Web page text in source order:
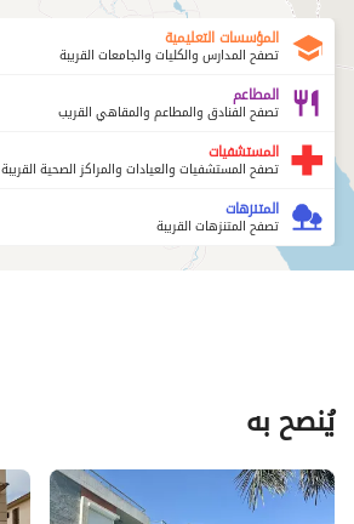
المؤسسات التعليمية
تصفح المدارس والكليات والجامعات القريبة
المطاعم
تصفح الفنادق والمطاعم والمقاهي القريب
المستشفيات
تصفح المستشفيات والعيادات والمراكز الصحية القريبة
المتنزهات
تصفح المتنزهات القريبة
يُنصح به